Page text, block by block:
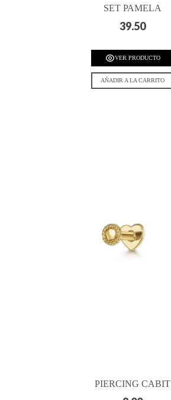
SET PAMELA
39.50
VER PRODUCTO
AÑADIR A LA CARRITO
PIERCING CABIT